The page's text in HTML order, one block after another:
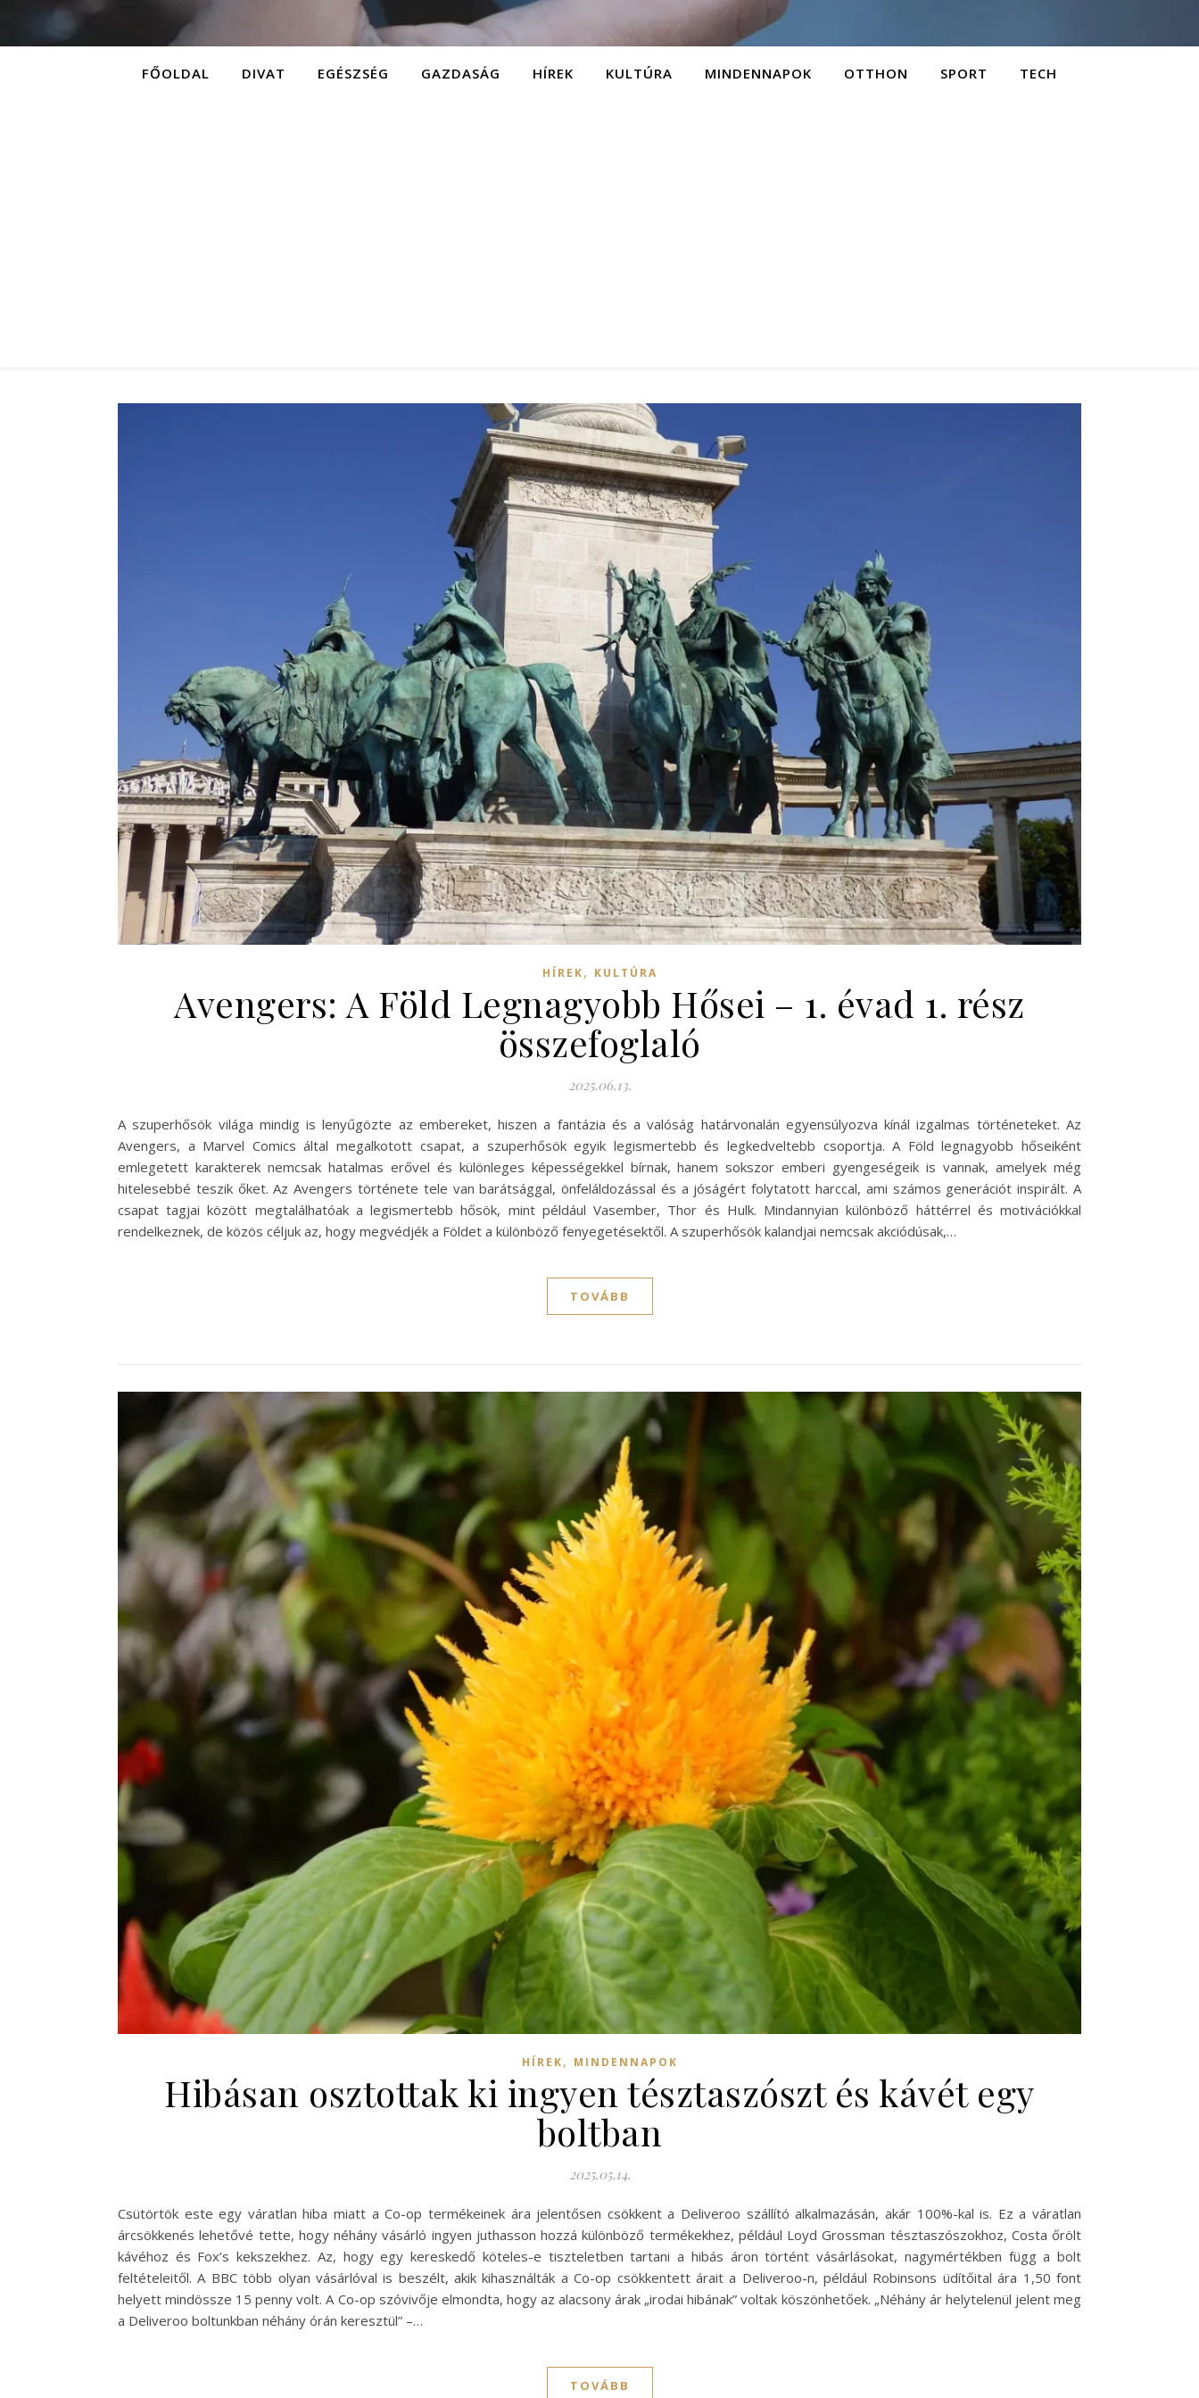
FŐOLDAL DIVAT EGÉSZSÉG GAZDASÁG HÍREK KULTÚRA MINDENNAPOK OTTHON SPORT TECH
HÍREK, KULTÚRA
Avengers: A Föld Legnagyobb Hősei – 1. évad 1. rész
összefoglaló
2025.06.13.
A szuperhősök világa mindig is lenyűgözte az embereket, hiszen a fantázia és a valóság határvonalán egyensúlyozva kínál izgalmas történeteket. Az
Avengers, a Marvel Comics által megalkotott csapat, a szuperhősök egyik legismertebb és legkedveltebb csoportja. A Föld legnagyobb hőseiként
emlegetett karakterek nemcsak hatalmas erővel és különleges képességekkel bírnak, hanem sokszor emberi gyengeségeik is vannak, amelyek még
hitelesebbé teszik őket. Az Avengers története tele van barátsággal, önfeláldozással és a jóságért folytatott harccal, ami számos generációt inspirált. A
csapat tagjai között megtalálhatóak a legismertebb hősök, mint például Vasember, Thor és Hulk. Mindannyian különböző háttérrel és motivációkkal
rendelkeznek, de közös céljuk az, hogy megvédjék a Földet a különböző fenyegetésektől. A szuperhősök kalandjai nemcsak akciódúsak,…
TOVÁBB
HÍREK, MINDENNAPOK
Hibásan osztottak ki ingyen tésztaszószt és kávét egy
boltban
2025.05.14.
Csütörtök este egy váratlan hiba miatt a Co-op termékeinek ára jelentősen csökkent a Deliveroo szállító alkalmazásán, akár 100%-kal is. Ez a váratlan
árcsökkenés lehetővé tette, hogy néhány vásárló ingyen juthasson hozzá különböző termékekhez, például Loyd Grossman tésztaszószokhoz, Costa őrölt
kávéhoz és Fox’s kekszekhez. Az, hogy egy kereskedő köteles-e tiszteletben tartani a hibás áron történt vásárlásokat, nagymértékben függ a bolt
feltételeitől. A BBC több olyan vásárlóval is beszélt, akik kihasználták a Co-op csökkentett árait a Deliveroo-n, például Robinsons üdítőital ára 1,50 font
helyett mindössze 15 penny volt. A Co-op szóvivője elmondta, hogy az alacsony árak „irodai hibának” voltak köszönhetőek. „Néhány ár helytelenül jelent meg
a Deliveroo boltunkban néhány órán keresztül” –…
TOVÁBB